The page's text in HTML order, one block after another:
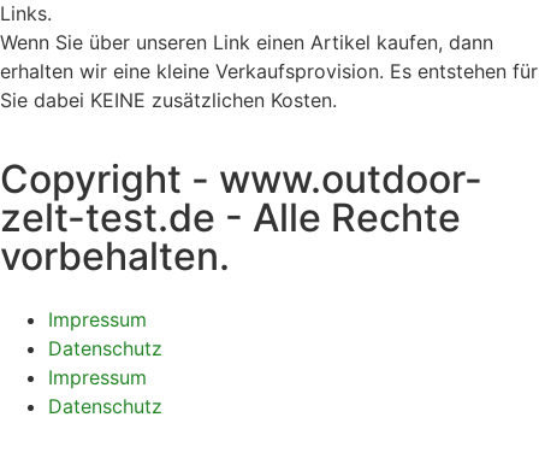
Links.
Wenn Sie über unseren Link einen Artikel kaufen, dann
erhalten wir eine kleine Verkaufsprovision. Es entstehen für
Sie dabei KEINE zusätzlichen Kosten.
Copyright - www.outdoor-
zelt-test.de - Alle Rechte
vorbehalten.
Impressum
Datenschutz
Impressum
Datenschutz